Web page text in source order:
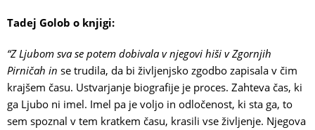
Tadej Golob o knjigi:
“Z Ljubom sva se potem dobivala v njegovi hiši v Zgornjih
Pirničah in se trudila, da bi življenjsko zgodbo zapisala v čim
krajšem času. Ustvarjanje biografije je proces. Zahteva čas, ki
ga Ljubo ni imel. Imel pa je voljo in odločenost, ki sta ga, to
sem spoznal v tem kratkem času, krasili vse življenje. Njegova